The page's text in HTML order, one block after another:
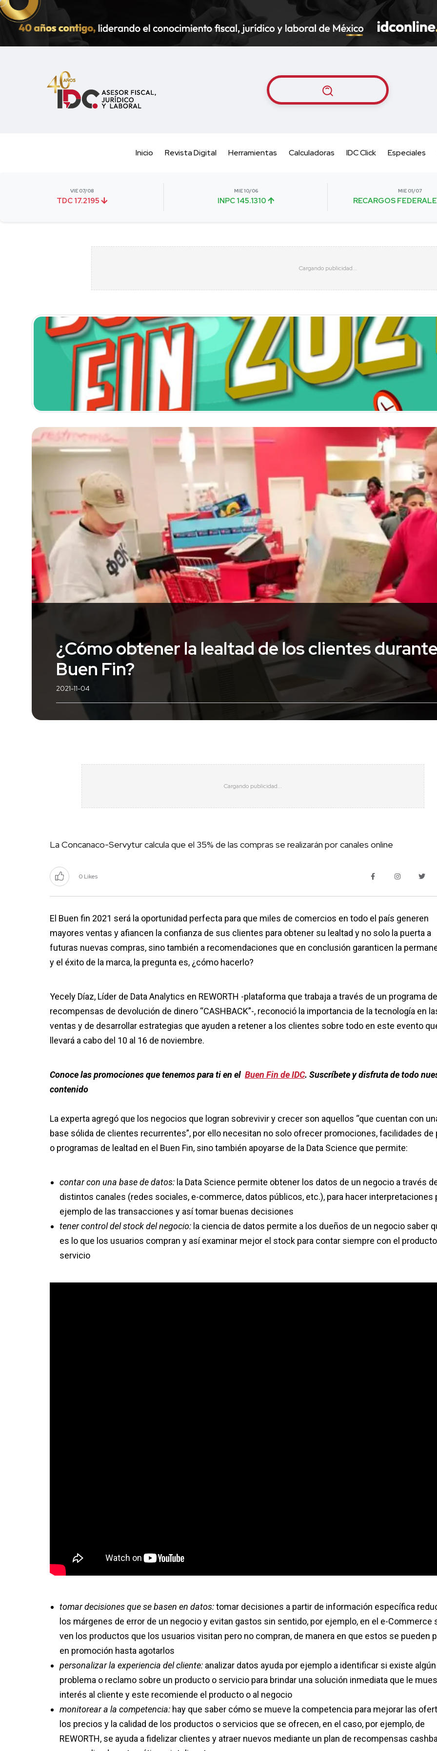
Inicio Revista Digital Herramientas Calculadoras IDC Click Especiales
VIE 07/08
TDC 17.2195
MIE 10/06
INPC 145.1310
MIE 01/07
RECARGOS
¿Cómo obtener la lealtad de los clientes
Buen Fin?
2021-11-04
La Concanaco-Servytur calcula que el 35% de las compras se realizarán por canales online
0 Likes
El Buen fin 2021 será la oportunidad perfecta para que miles de comercios en todo el país generen
mayores ventas y afiancen la confianza de sus clientes para obtener su lealtad y no solo la puerta a
futuras nuevas compras, sino también a recomendaciones que en conclusión garanticen la
y el éxito de la marca, la pregunta es, ¿cómo hacerlo?
Yecely Díaz, Líder de Data Analytics en REWORTH -plataforma que trabaja a través de un programa de
recompensas de devolución de dinero “CASHBACK”-, reconoció la importancia de la tecnología en
ventas y de desarrollar estrategias que ayuden a retener a los clientes sobre todo en este evento
llevará a cabo del 10 al 16 de noviembre.
Conoce las promociones que tenemos para ti en el Buen Fin de IDC. Suscríbete y disfruta de todo
contenido
La experta agregó que los negocios que logran sobrevivir y crecer son aquellos “que cuentan con
base sólida de clientes recurrentes”, por ello necesitan no solo ofrecer promociones, facilidades de
o programas de lealtad en el Buen Fin, sino también apoyarse de la Data Science que permite:
contar con una base de datos: la Data Science permite obtener los datos de un negocio a través
distintos canales (redes sociales, e-commerce, datos públicos, etc.), para hacer interpretaciones
ejemplo de las transacciones y así tomar buenas decisiones
tener control del stock del negocio: la ciencia de datos permite a los dueños de un negocio saber
es lo que los usuarios compran y así examinar mejor el stock para contar siempre con el
servicio
tomar decisiones que se basen en datos:tomar decisiones a partir de información específica
los márgenes de error de un negocio y evitan gastos sin sentido, por ejemplo, en el e-Commerce
ven los productos que los usuarios visitan pero no compran, de manera en que estos se pueden
en promoción hasta agotarlos
personalizar la experiencia del cliente: analizar datos ayuda por ejemplo a identificar si existe algún
problema o reclamo sobre un producto o servicio para brindar una solución inmediata que le
interés al cliente y este recomiende el producto o al negocio
monitorear a la competencia: hay que saber cómo se mueve la competencia para mejorar las
los precios y la calidad de los productos o servicios que se ofrecen, en el caso, por ejemplo, de
REWORTH, se ayuda a fidelizar clientes y atraer nuevos mediante un plan de recompensas